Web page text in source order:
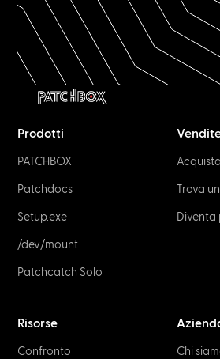
Prodotti
PATCHBOX
Patchdocs
Setup.exe
/dev/mount
Patchcatch Solo
Trova
Diventa
Risorse
Confronto Chi